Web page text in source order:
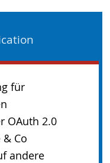
für
OAuth 2.0
Co
andere